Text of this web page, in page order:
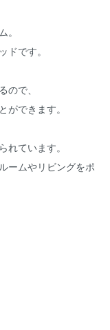
。
ドです。
で、
ができます。
れています。
ームやリビングをポ